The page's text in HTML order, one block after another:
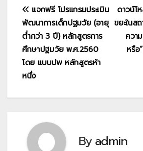
แนะแนว
เรื่อง
ดาวน์โ
ขยะในส
ควา
หรือ
แจกฟรี โปรแกรมประเมิน
พัฒนาการเด็กปฐมวัย (อายุ
ต่ำกว่า 3 ปี) หลักสูตรการ
ศึกษาปฐมวัย พ.ศ.2560
โดย แบบปพ หลักสูตรห้า
หนึ่ง
Byadmin